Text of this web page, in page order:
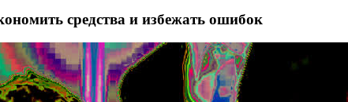
средства и избежать ошибок